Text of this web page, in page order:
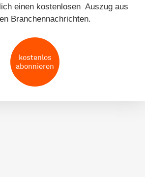
einen kostenlosen Auszug aus
Branchennachrichten.
kostenlos
abonnieren